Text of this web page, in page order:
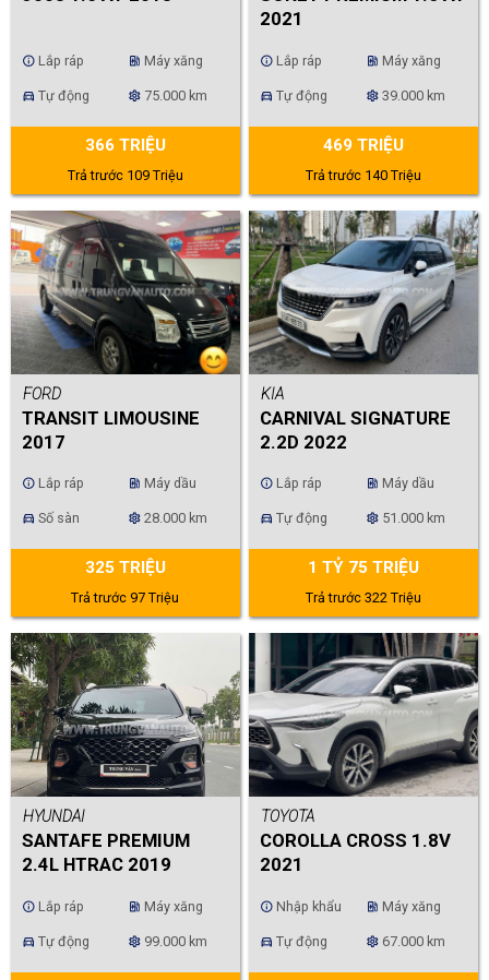
info Lắp ráp ev_station Máy xăng
directions_car Tự động settings 75.000 km
366 TRIỆU
Trả trước 109 Triệu
2021
info Lắp ráp ev_station Máy xăng
directions_car Tự động settings 39.000 km
469 TRIỆU
Trả trước 140 Triệu
FORD
TRANSIT LIMOUSINE
2017
info Lắp ráp ev_station Máy dầu
directions_car Số sàn settings 28.000 km
325 TRIỆU
Trả trước 97 Triệu
KIA
CARNIVAL SIGNATURE
2.2D 2022
info Lắp ráp ev_station Máy dầu
directions_car Tự động settings 51.000 km
1 TỶ 75 TRIỆU
Trả trước 322 Triệu
HYUNDAI
SANTAFE PREMIUM
2.4L HTRAC 2019
info Lắp ráp ev_station Máy xăng
directions_car Tự động settings 99.000 km
TOYOTA
COROLLA CROSS 1.8V
2021
info Nhập khẩu ev_station Máy xăng
directions_car Tự động settings 67.000 km